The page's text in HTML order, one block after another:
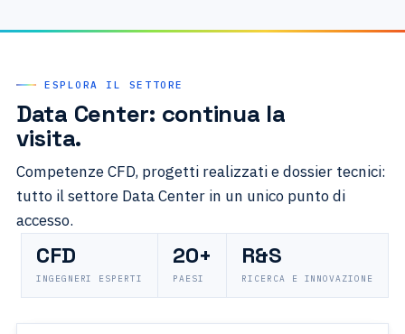
ESPLORA IL SETTORE
Data Center: continua la
visita.
Competenze CFD, progetti realizzati e dossier tecnici:
tutto il settore Data Center in un unico punto di
accesso.
CFD
INGEGNERI ESPERTI
20+
PAESI
R&S
RICERCA E INNOVAZIONE